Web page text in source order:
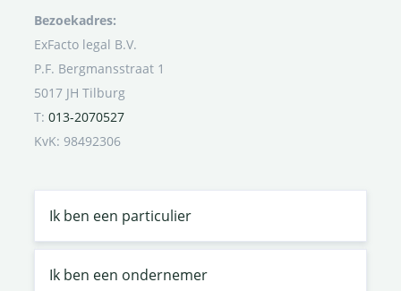
Bezoekadres:
ExFacto legal B.V.
P.F. Bergmansstraat 1
5017 JH Tilburg
T: 013-2070527
KvK: 98492306
Ik ben een particulier
Ik ben een ondernemer